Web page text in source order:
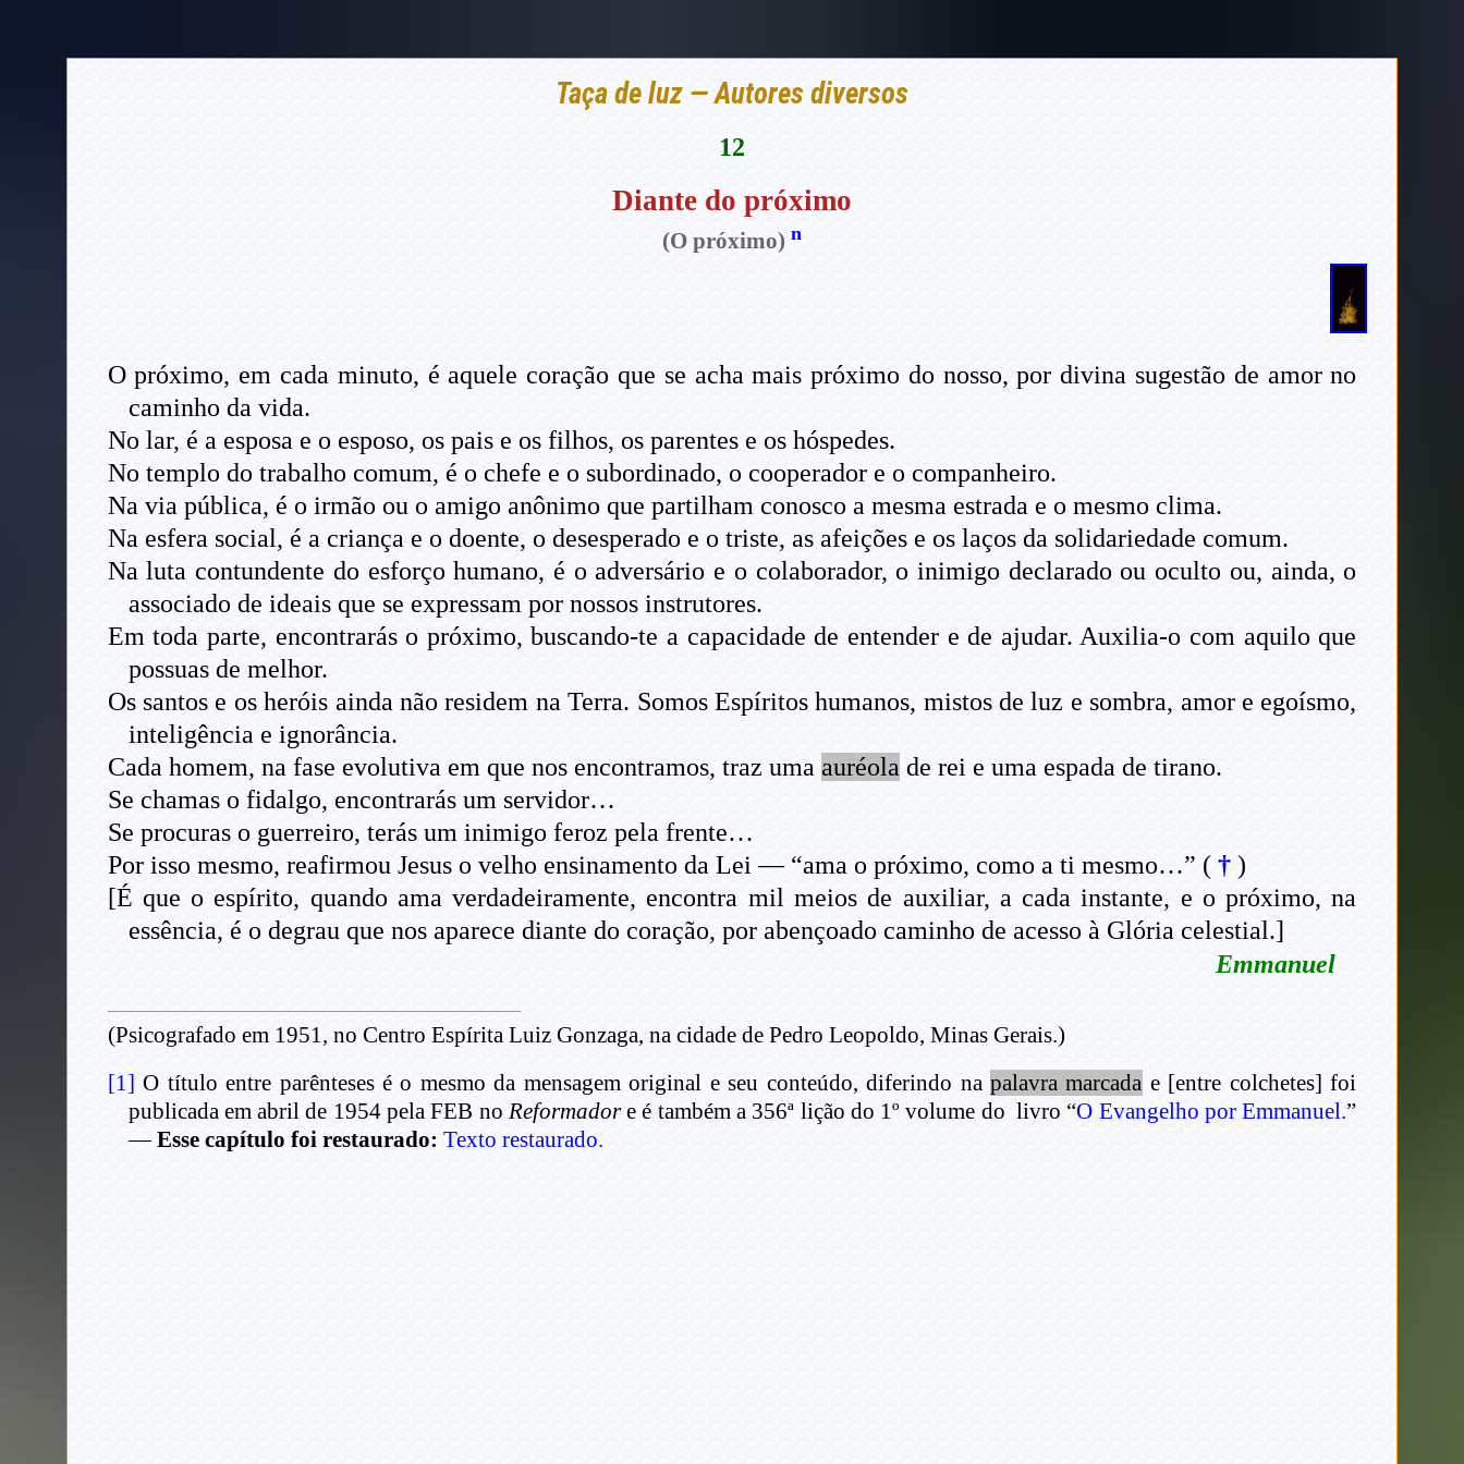
Taça de luz — Autores diversos
12
Diante do próximo
(O próximo) n
O próximo, em cada minuto, é aquele coração que se acha mais próximo do nosso, por divina sugestão de amor no
caminho da vida.
No lar, é a esposa e o esposo, os pais e os filhos, os parentes e os hóspedes.
No templo do trabalho comum, é o chefe e o subordinado, o cooperador e o companheiro.
Na via pública, é o irmão ou o amigo anônimo que partilham conosco a mesma estrada e o mesmo clima.
Na esfera social, é a criança e o doente, o desesperado e o triste, as afeições e os laços da solidariedade comum.
Na luta contundente do esforço humano, é o adversário e o colaborador, o inimigo declarado ou oculto ou, ainda, o
associado de ideais que se expressam por nossos instrutores.
Em toda parte, encontrarás o próximo, buscando-te a capacidade de entender e de ajudar. Auxilia-o com aquilo que
possuas de melhor.
Os santos e os heróis ainda não residem na Terra. Somos Espíritos humanos, mistos de luz e sombra, amor e egoísmo,
inteligência e ignorância.
Cada homem, na fase evolutiva em que nos encontramos, traz uma auréola de rei e uma espada de tirano.
Se chamas o fidalgo, encontrarás um servidor…
Se procuras o guerreiro, terás um inimigo feroz pela frente…
Por isso mesmo, reafirmou Jesus o velho ensinamento da Lei — “ama o próximo, como a ti mesmo…” († )
[É que o espírito, quando ama verdadeiramente, encontra mil meios de auxiliar, a cada instante, e o próximo, na
essência, é o degrau que nos aparece diante do coração, por abençoado caminho de acesso à Glória celestial.]
Emmanuel
(Psicografado em 1951, no Centro Espírita Luiz Gonzaga, na cidade de Pedro Leopoldo, Minas Gerais.)
[1] O título entre parênteses é o mesmo da mensagem original e seu conteúdo, diferindo napalavra marcada e [entre colchetes] foi
publicada em abril de 1954 pela FEB no Reformadore é também a 356ª lição do 1º volume do livro “O Evangelho por Emmanuel.”
—Esse capítulo foi restaurado: Texto restaurado.